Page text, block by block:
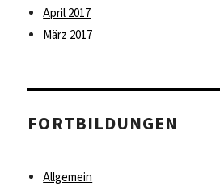
April 2017
März 2017
FORTBILDUNGEN
Allgemein